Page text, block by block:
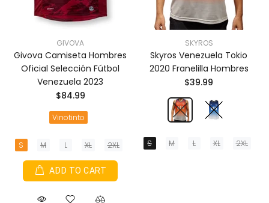
GIVOVA
Givova Camiseta Hombres
Oficial Selección Fútbol
Venezuela 2023
$84.99
Vinotinto
S M L XL 2XL
ADD TO CART
SKYROS
Skyros Venezuela Tokio
2020 Franelilla Hombres
$39.99
S M L XL 2XL